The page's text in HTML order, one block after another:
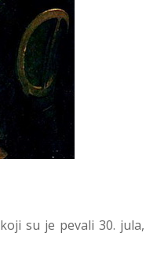
su je pevali 30. jula,